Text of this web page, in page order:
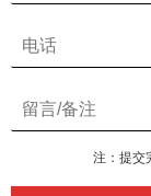
注：提交